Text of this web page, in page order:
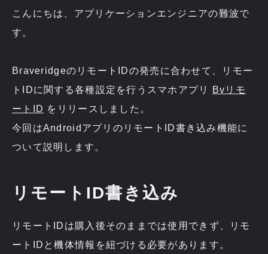
こんにちは、アプリケーションエンジニアの難波で
す。
BraveridgeのリモートIDの発売に合わせて、リモー
トIDに関する各種設定を行うスマホアプリ
Bvリモ
ートID をリリースしました。
今回はAndroidアプリのリモートID書き込み機能に
ついて説明します。
リモートID書き込み
リモートIDは購入後そのままでは使用できず、リモ
ートIDと機体情報を紐づける必要があります。